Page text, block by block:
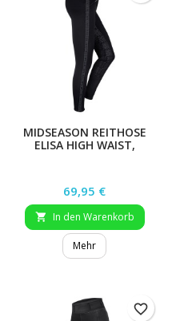
MIDSEASON REITHOSE
ELISA HIGH WAIST,
Preis
69,95 €
 In den Warenkorb
Mehr
favorite_border